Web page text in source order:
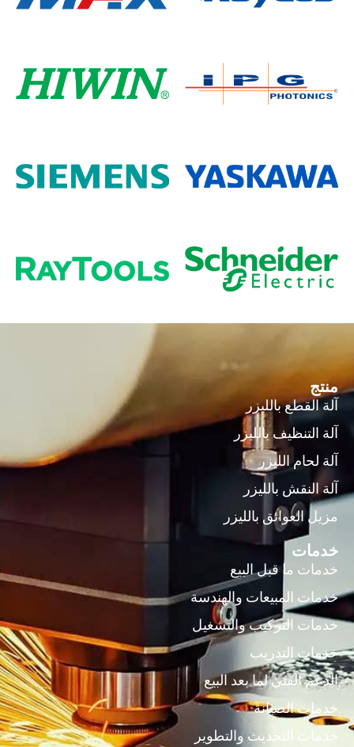
منتج
آلة القطع بالليزر
آلة التنظيف بالليزر
آلة لحام الليزر
آلة النقش بالليزر
مزيل العوائق بالليزر
خدمات
خدمات ما قبل البيع
خدمات المبيعات والهندسة
خدمات التركيب والتشغيل
خدمات التدريب
الدعم الفني لما بعد البيع
خدمات الصيانة
خدمات التحديث والتطوير